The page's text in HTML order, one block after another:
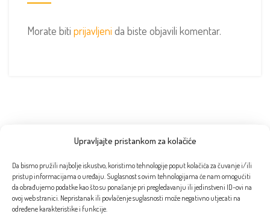
Upravljajte pristankom za kolačiće
Da bismo pružili najbolje iskustvo, koristimo tehnologije poput kolačića za čuvanje i/ili
pristup informacijama o uređaju. Suglasnost s ovim tehnologijama će nam omogućiti
da obrađujemo podatke kao što su ponašanje pri pregledavanju ili jedinstveni ID-ovi na
ovoj web stranici. Nepristanak ili povlačenje suglasnosti može negativno utjecati na
određene karakteristike i funkcije.
Morate biti prijavljeni da biste objavili komentar.
Proizvodi
Traminac IBB 2019. 0,5l
25,00€